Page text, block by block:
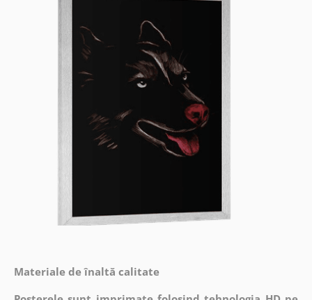
Materiale de înaltă calitate